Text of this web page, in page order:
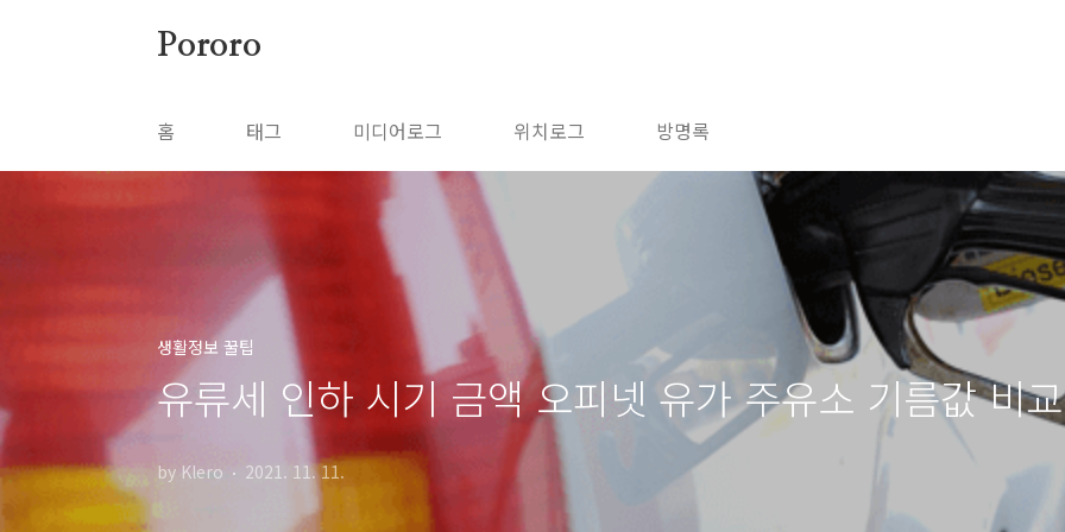
Pororo
홈 태그 미디어로그 위치로그 방명록
생활정보 꿀팁
유류세 인하 시기 금액 오피넷 유가 주유소 기름값 비
by Klero 2021. 11. 11.